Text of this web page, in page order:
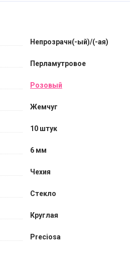
Непрозрачн(-ый)/(-ая)
Перламутровое
Розовый
Жемчуг
10 штук
6 мм
Чехия
Стекло
Круглая
Preciosa